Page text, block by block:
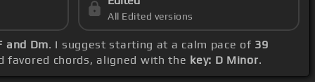
All Edited versions
and Dm. I suggest starting at a calm pace of 39
favored chords, aligned with the key: D Minor.